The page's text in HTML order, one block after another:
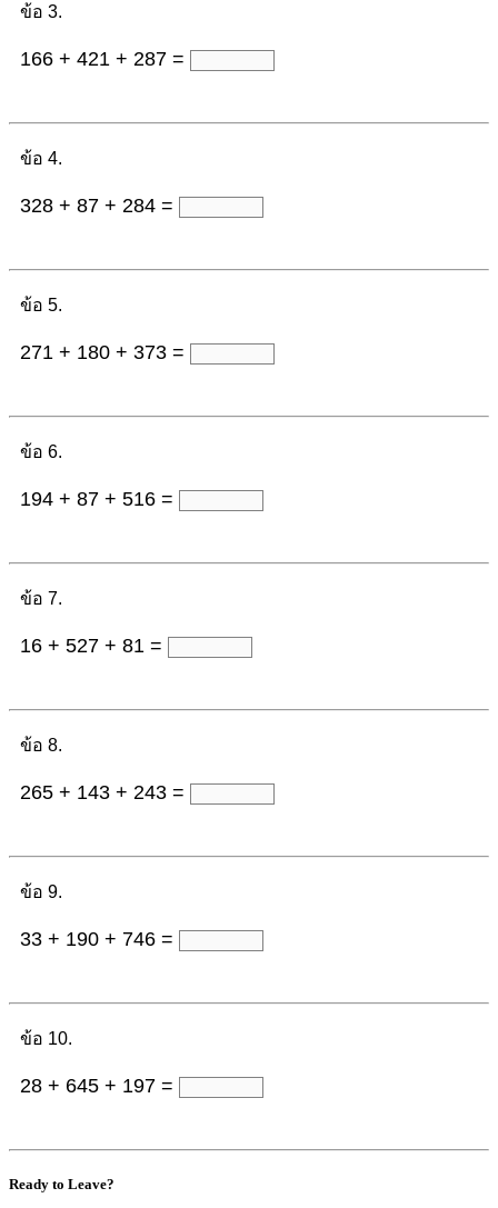
ข้อ 3.
166 + 421 + 287 =
ข้อ 4.
328 + 87 + 284 =
ข้อ 5.
271 + 180 + 373 =
ข้อ 6.
194 + 87 + 516 =
ข้อ 7.
16 + 527 + 81 =
ข้อ 8.
265 + 143 + 243 =
ข้อ 9.
33 + 190 + 746 =
ข้อ 10.
28 + 645 + 197 =
Ready to Leave?